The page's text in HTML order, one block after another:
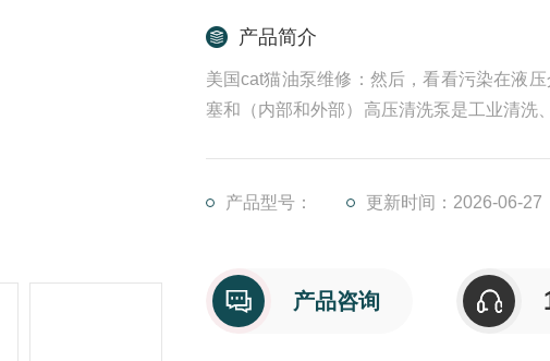
产品简介
美国cat猫油泵维修：然后，看看污染在液
塞和（内部和外部）高压清洗泵是工业清洗
产品型号：
更新时间：2026-06-27
产品咨询